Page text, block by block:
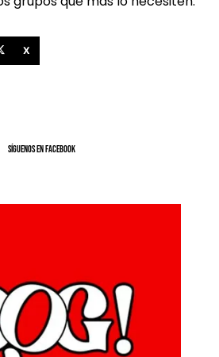
X
SíGUENOS EN FACEBOOK